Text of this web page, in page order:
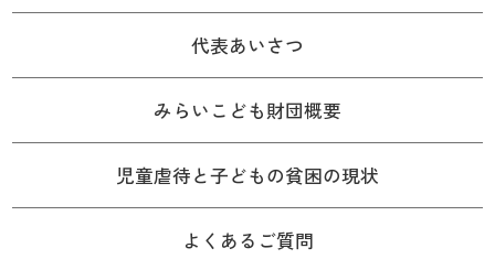
代表あいさつ
みらいこども財団概要
児童虐待と子どもの貧困の現状
よくあるご質問